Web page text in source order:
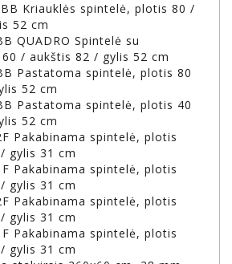
BB Kriauklės spintelė, plotis 80 /
52 cm
QUADRO Spintelė su
/ aukštis 82 / gylis 52 cm
Pastatoma spintelė, plotis 80
52 cm
Pastatoma spintelė, plotis 40
52 cm
Pakabinama spintelė, plotis
gylis 31 cm
Pakabinama spintelė, plotis
gylis 31 cm
Pakabinama spintelė, plotis
gylis 31 cm
Pakabinama spintelė, plotis
gylis 31 cm